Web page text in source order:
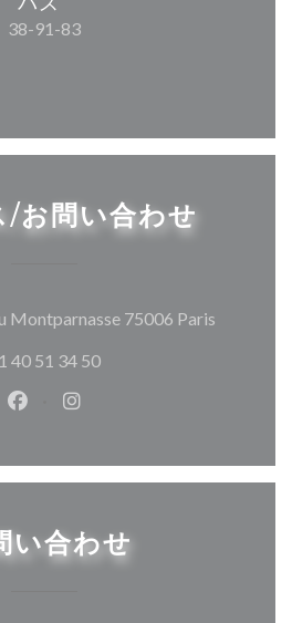
38-91-83
/お問い合わせ
Montparnasse 75006 Paris((新しい
40 51 34 50
Facebook ((新しいウィンドウ
Instagram ((新しいウィ
い合わせ